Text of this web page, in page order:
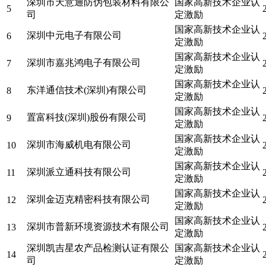
5
深圳市天意通防伪包装材料有限公
司
国家高新技术企业认
定激励
6 深圳中元电子有限公司
国家高新技术企业认
定激励
7 深圳市嘉兆鸿电子有限公司
国家高新技术企业认
定激励
8 东洋通信技术(深圳)有限公司
国家高新技术企业认
定激励
9 置富科技(深圳)股份有限公司
国家高新技术企业认
定激励
10 深圳市海威机电有限公司
国家高新技术企业认
定激励
11 深圳派立通科技有限公司
国家高新技术企业认
定激励
12 深圳金迈克精密科技有限公司
国家高新技术企业认
定激励
13 深圳市普新环境资源技术有限公司
国家高新技术企业认
定激励
14
深圳凯吉星农产品检测认证有限公
司
国家高新技术企业认
定激励